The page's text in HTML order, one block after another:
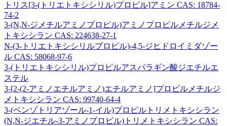
トリス[3-(トリエトキシシリル)プロピル]アミン CAS: 18784-
74-2
3-(N,N-ジメチルアミノプロピル)アミノプロピルメチルジメ
トキシシラン CAS: 224638-27-1
N-(3-トリエトキシシリルプロピル)-4,5-ジヒドロイミダゾー
ル CAS: 58068-97-6
3-(トリエトキシシリル)プロピルアスパラギン酸ジエチルエ
ステル
3-[2-(2-アミノエチルアミノ)エチルアミノ]プロピルメチルジ
メトキシシラン CAS: 99740-64-4
3-(ベンゾトリアゾール-1-イル)プロピルトリメトキシシラン
(N,N-ジエチル-3-アミノプロピル)トリメトキシシラン CAS: